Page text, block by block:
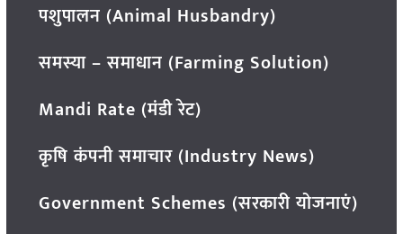
पशुपालन (Animal Husbandry)
समस्या – समाधान (Farming Solution)
Mandi Rate (मंडी रेट)
कृषि कंपनी समाचार (Industry News)
Government Schemes (सरकारी योजनाएं)